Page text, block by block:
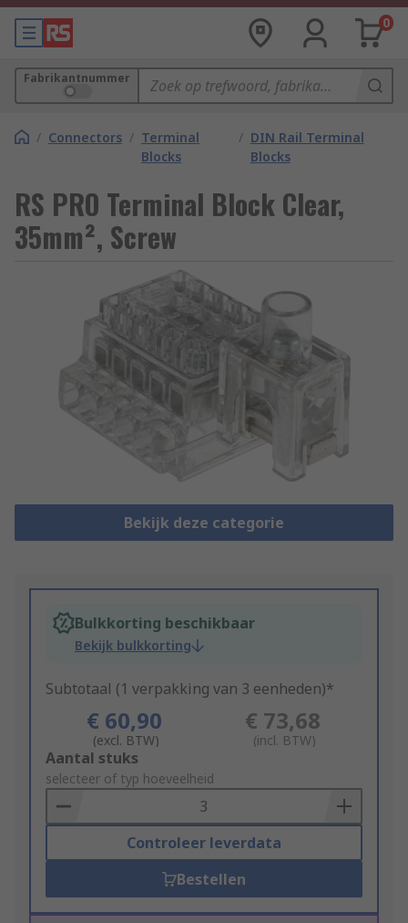
0
Fabrikantnummer
/ Connectors / Terminal
Blocks
/ DIN Rail Terminal
Blocks
RS PRO Terminal Block Clear,
35mm², Screw
Bekijk deze categorie
Bulkkorting beschikbaar
Bekijk bulkkorting
Subtotaal (1 verpakking van 3 eenheden)*
€ 60,90
(excl. BTW)
€ 73,68
(incl. BTW)
Add
to
Basket
Aantal stuks
selecteer of typ hoeveelheid
Controleer leverdata
Bestellen